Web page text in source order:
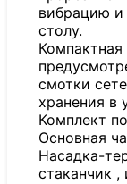
вибрацию и
столу.
смотки
хранения в
Комплект
Основная
Насадка-
стаканчик ,